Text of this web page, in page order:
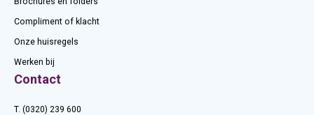
Compliment of klacht
Onze huisregels
Werken bij
Contact
T. (0320) 239 600